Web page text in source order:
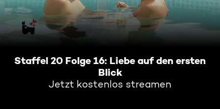
Staffel 20 Folge 16: Liebe auf den ersten
Blick
Jetzt kostenlos streamen